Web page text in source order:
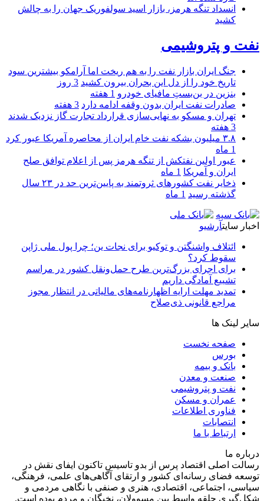
انسداد تنگه هرمز، بازار اسید سولفوریک جهان را به چالش
کشید
نفت و پتروشیمی
جنگ ایران بازار نفت را به هم ریخت اما آرامکو بیشترین سود
تاریخ خود را از دل این بحران بیرون کشید 3 روز
بنزین در بن‌بستِ مافیای خودرو 1 هفته
صادرات نفت ایران بدون وقفه ادامه دارد 3 هفته
تهران و مسکو به نهایی‌سازی قرارداد تجارت گاز نزدیک شدند
3 هفته
۳.۸ میلیون بشکه نفت خام ایران از محاصره آمریکا عبور کرد
1 ماه
عبور اولین نفتکش از تنگه هرمز پس از اعلام توافق صلح
ایران و آمریکا 1 ماه
ذخایر نفت کشورهای ثروتمند به پایین‌ترین حد در ۲۳ سال
گذشته رسید 1 ماه
اخبار سایتآرشیو
ائتلاف واشنگتن و توکیو برای نجات ین؛ چرا پول ملی ژاپن
سقوط کرد؟
برای اجرای بزرگ‌ترین طرح حمل‌ونقل کشور در مراسم
تشییع آمادگی داریم
تمدید مهلت ارایه اظهارنامه‌های مالیاتی در انتظار مجوز
مراجع قانونی ذی‌‏صلاح
سایر لینک ها
صفحه نخست
بورس
بانک و بیمه
صنعت و معدن
نفت و پتروشیمی
عمران و مسکن
فناوری اطلاعات
انتصابات
ارتباط با ما
درباره ما
رسالت اصلی اقتصاد پرس از بدو تاسیس تاکنون ایفای نقش در
توسعه فضای رسانه‌ای کشور و ارتقای آگاهی‌های علمی، فرهنگی،
سیاسی، اجتماعی، اقتصادی، هنری و صنفی با نگاهی مردمی و
شکل‌گیری حلقه واسط بین مسوولان، نخبگان و مردم بوده است.